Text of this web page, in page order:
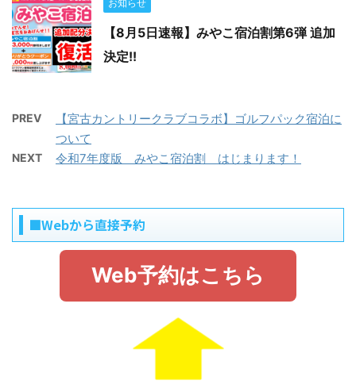
お知らせ
【8月5日速報】みやこ宿泊割第6弾 追加
決定!!
PREV
【宮古カントリークラブコラボ】ゴルフパック宿泊に
ついて
NEXT 令和7年度版 みやこ宿泊割 はじまります！
■Webから直接予約
Web予約はこちら